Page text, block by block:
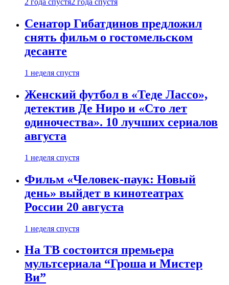
2 года спустя2 года спустя
Сенатор Гибатдинов предложил
снять фильм о гостомельском
десанте
1 неделя спустя
Женский футбол в «Теде Лассо»,
детектив Де Ниро и «Сто лет
одиночества». 10 лучших сериалов
августа
1 неделя спустя
Фильм «Человек-паук: Новый
день» выйдет в кинотеатрах
России 20 августа
1 неделя спустя
На ТВ состоится премьера
мультсериала “Гроша и Мистер
Ви”